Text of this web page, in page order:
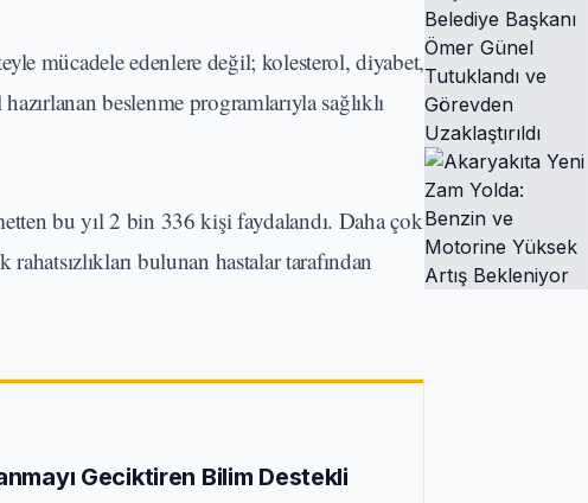
mücadele edenlere değil; kolesterol, diyabet,
beslenme programlarıyla sağlıklı
bu yıl 2 bin 336 kişi faydalandı. Daha çok
bulunan hastalar tarafından
Geciktiren Bilim Destekli